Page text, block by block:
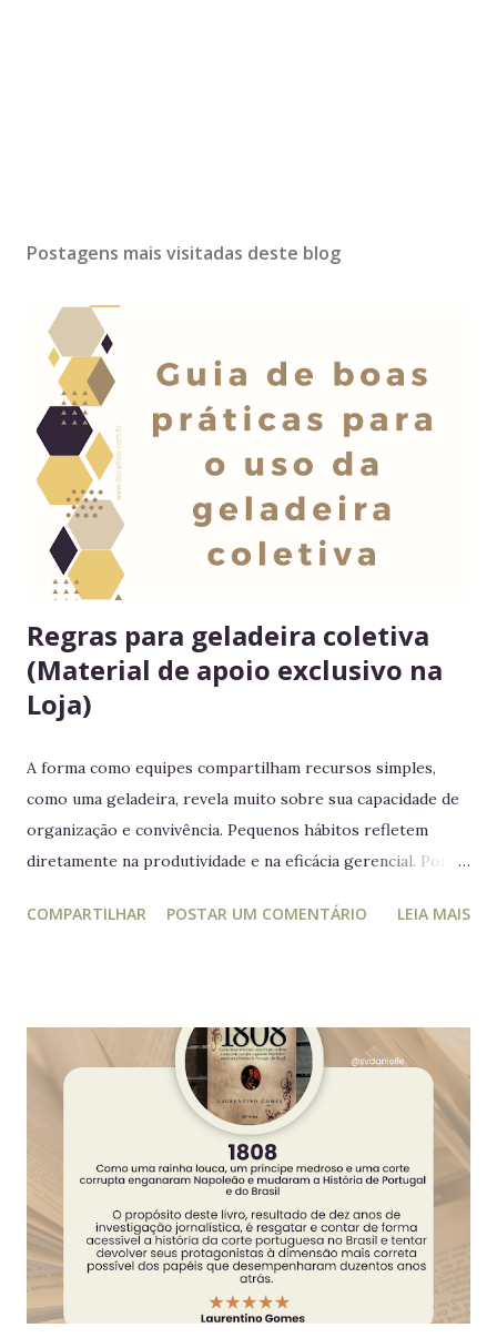
Postagens mais visitadas deste blog
Regras para geladeira coletiva
(Material de apoio exclusivo na
Loja)
A forma como equipes compartilham recursos simples,
como uma geladeira, revela muito sobre sua capacidade de
organização e convivência. Pequenos hábitos refletem
diretamente na produtividade e na eficácia gerencial. Por
da educação estratégica e gerencial : respeito ao espaço
convivência e evita conflitos desnecessários. 2. Organize
seus alimentos em um único espaço Facilita o controle da
validade e mantém a geladeira práticas para todos. 3.
Consuma apenas o que é seu Evita mal-entendidos e
reforça a confiança entre colegas. 4. Derramou algo? Limpe
na hora Higiene imediata garante um ambiente limpo e
agradável para o próximo usuário. 5. Não deixe alimentos
estragarem Escolha um dia fixo da semana para revisar
seus itens e evitar desperdício. 6....
COMPARTILHAR POSTAR UM COMENTÁRIO LEIA MAIS